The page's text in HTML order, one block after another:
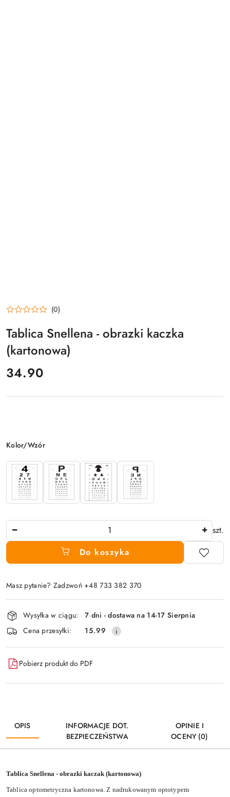
(0)
Tablica Snellena - obrazki kaczka
(kartonowa)
cena:
34.90
Wariant
Kolor/Wzór
szt.
Do koszyka
Masz pytanie? Zadzwoń +48 733 382 370
Dostępność
i
dostawa
Wysyłka w ciągu:
7 dni - dostawa na 14-17 Sierpnia
Cena przesyłki:
15.99
Pobierz produkt do PDF
OPIS
INFORMACJE DOT.
BEZPIECZEŃSTWA
OPINIE I
OCENY (0)
Tablica Snellena - obrazki kaczak (kartonowa)
Tablica optometryczna kartonowa. Z nadrukowanym optotypem